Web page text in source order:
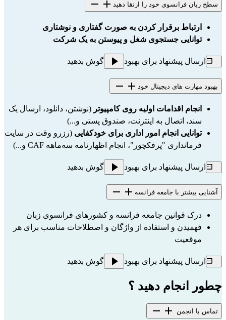
سطح زبان فرانسوی خود را ارتقا دهید
ارتباط برقرار کردن به صورت گفتاری و نوشتاری
توانایی جستجوی شغل و پیوستن به یک شرکت
ارسال پیشنهاد برای بهبود گوش بدهید
بهبود مهارت های دیجیتال خود
انجام اقدامات اولیه روی کامپیوتر (نوشتن، دانلود، ارسال یک
سند، اتصال به اینترنت، صندوق پستی و...)
توانایی انجام امور اداری برای خودکفایی (رزرو وقت در سایت
فرمانداری "پرفکچور"، انجام اظهارنامه سه‌ماهه CAF و...)
ارسال پیشنهاد برای بهبود گوش بدهید
آشنایی بیشتر با جامعه فرانسه
درک قوانین جامعه فرانسه و کشورهای فرانسوی زبان
فهمیدن و استفاده از واژگان و اصطلاحات مناسب برای هر
موقعیت
ارسال پیشنهاد برای بهبود گوش بدهید
چطور انجام دهید ؟
تماس با انجمن